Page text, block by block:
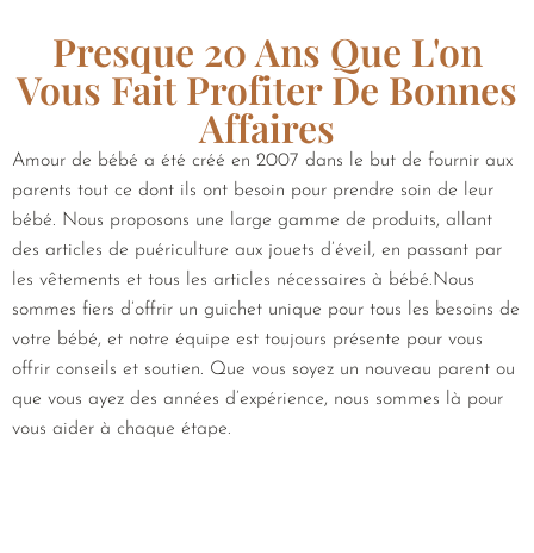
Presque 20 Ans Que L'on
Vous Fait Profiter De Bonnes
Affaires
Amour de bébé a été créé en 2007 dans le but de fournir aux
parents tout ce dont ils ont besoin pour prendre soin de leur
bébé. Nous proposons une large gamme de produits, allant
des articles de puériculture aux jouets d’éveil, en passant par
les vêtements et tous les articles nécessaires à bébé.Nous
sommes fiers d’offrir un guichet unique pour tous les besoins de
votre bébé, et notre équipe est toujours présente pour vous
offrir conseils et soutien. Que vous soyez un nouveau parent ou
que vous ayez des années d’expérience, nous sommes là pour
vous aider à chaque étape.